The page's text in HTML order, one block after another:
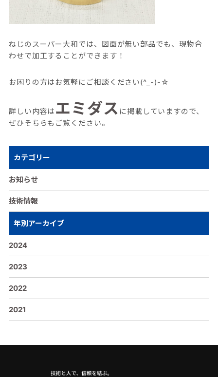
ねじのスーパー大和では、図面が無い部品でも、現物合
わせで加工することができます！
お困りの方はお気軽にご相談ください(^_-)-☆
詳しい内容は エミダス に掲載していますので、
ぜひそちらもご覧ください。
カテゴリー
お知らせ
技術情報
年別アーカイブ
2024
2023
2022
2021